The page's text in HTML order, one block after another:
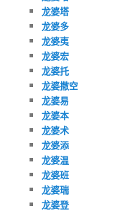
龙婆塔
龙婆多
龙婆夷
龙婆宏
龙婆托
龙婆撒空
龙婆易
龙婆本
龙婆术
龙婆添
龙婆温
龙婆班
龙婆瑞
龙婆登